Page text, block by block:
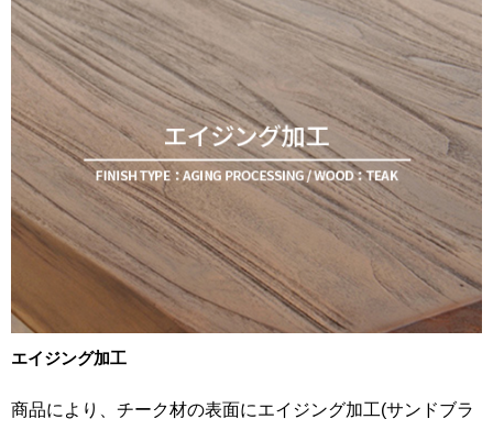
エイジング加工
商品により、チーク材の表面にエイジング加工(サンドブラ